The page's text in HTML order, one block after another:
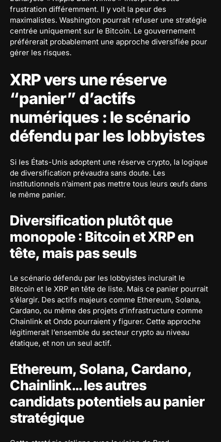
frustration différemment. Il y voit la peur des
maximalistes. Washington pourrait refuser une stratégie
centrée uniquement sur le Bitcoin. Le gouvernement
préférerait probablement une approche diversifiée pour
gérer les risques.
XRP vers une réserve
“panier” d’actifs
numériques : le scénario
défendu par les lobbyistes
Si les États-Unis adoptent une réserve crypto, la logique
de diversification prévaudra sans doute. Les
institutionnels n’aiment pas mettre tous leurs œufs dans
le même panier.
Diversification plutôt que
monopole : Bitcoin et XRP en
tête, mais pas seuls
Le scénario défendu par les lobbyistes inclurait le
Bitcoin et le XRP en tête de liste. Mais ce panier pourrait
s’élargir. Des actifs majeurs comme Ethereum, Solana,
Cardano, ou même des projets d’infrastructure comme
Chainlink et Ondo pourraient y figurer. Cette approche
légitimerait l’ensemble du secteur crypto au niveau
étatique, et non un seul actif.
Ethereum, Solana, Cardano,
Chainlink… les autres
candidats potentiels au panier
stratégique